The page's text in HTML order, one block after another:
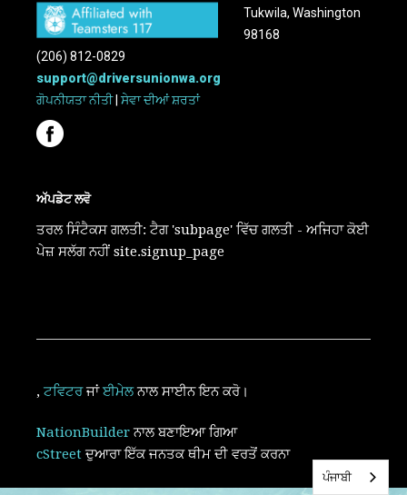
Tukwila, Washington
98168
(206) 812-0829
support@driversunionwa.org
ਗੋਪਨੀਯਤਾ ਨੀਤੀ|ਸੇਵਾ ਦੀਆਂ ਸ਼ਰਤਾਂ
ਅੱਪਡੇਟ ਲਵੋ
ਤਰਲ ਸਿੰਟੈਕਸ ਗਲਤੀ: ਟੈਗ 'subpage' ਵਿੱਚ ਗਲਤੀ - ਅਜਿਹਾ ਕੋਈ
ਪੇਜ਼ ਸਲੱਗ ਨਹੀਂ site.signup_page
,ਟਵਿਟਰਜਾਂਈਮੇਲਨਾਲ ਸਾਈਨ ਇਨ ਕਰੋ।
NationBuilderਨਾਲ ਬਣਾਇਆ ਗਿਆ
cStreet ਦੁਆਰਾ ਇੱਕ ਜਨਤਕ ਥੀਮ ਦੀ ਵਰਤੋਂ ਕਰਨਾ
ਪੰਜਾਬੀ